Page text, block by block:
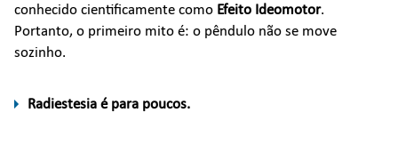
conhecido cientificamente como Efeito Ideomotor.
Portanto, o primeiro mito é: o pêndulo não se move
sozinho.
Radiestesia é para poucos.